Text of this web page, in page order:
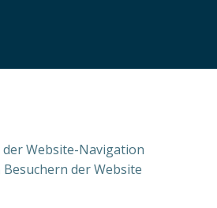
der Website-Navigation
der Website